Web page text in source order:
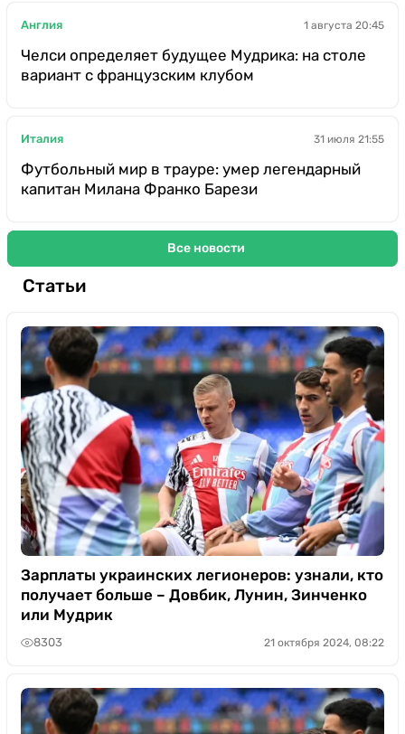
Англия 1 августа 20:45
Челси определяет будущее Мудрика: на столе
вариант с французским клубом
Италия 31 июля 21:55
Футбольный мир в трауре: умер легендарный
капитан Милана Франко Барези
Все новости
Статьи
Зарплаты украинских легионеров: узнали, кто
получает больше – Довбик, Лунин, Зинченко
или Мудрик
8303 21 октября 2024, 08:22